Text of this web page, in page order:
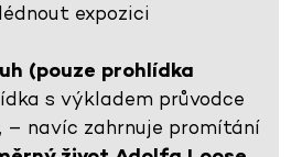
expozici
(pouze prohlídka
s výkladem průvodce
– navíc zahrnuje promítání